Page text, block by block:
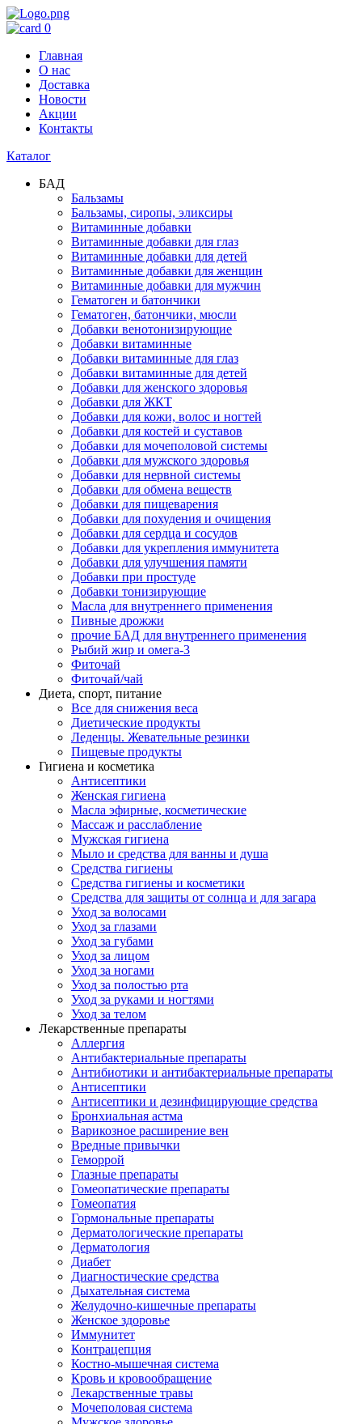
0
Главная
О нас
Доставка
Новости
Акции
Контакты
Каталог
БАД
Бальзамы
Бальзамы, сиропы, эликсиры
Витаминные добавки
Витаминные добавки для глаз
Витаминные добавки для детей
Витаминные добавки для женщин
Витаминные добавки для мужчин
Гематоген и батончики
Гематоген, батончики, мюсли
Добавки венотонизирующие
Добавки витаминные
Добавки витаминные для глаз
Добавки витаминные для детей
Добавки для женского здоровья
Добавки для ЖКТ
Добавки для кожи, волос и ногтей
Добавки для костей и суставов
Добавки для мочеполовой системы
Добавки для мужского здоровья
Добавки для нервной системы
Добавки для обмена веществ
Добавки для пищеварения
Добавки для похудения и очищения
Добавки для сердца и сосудов
Добавки для укрепления иммунитета
Добавки для улучшения памяти
Добавки при простуде
Добавки тонизирующие
Масла для внутреннего применения
Пивные дрожжи
прочие БАД для внутреннего применения
Рыбий жир и омега-3
Фиточай
Фиточай/чай
Диета, спорт, питание
Все для снижения веса
Диетические продукты
Леденцы. Жевательные резинки
Пищевые продукты
Гигиена и косметика
Антисептики
Женская гигиена
Масла эфирные, косметические
Массаж и расслабление
Мужская гигиена
Мыло и средства для ванны и душа
Средства гигиены
Средства гигиены и косметики
Средства для защиты от солнца и для загара
Уход за волосами
Уход за глазами
Уход за губами
Уход за лицом
Уход за ногами
Уход за полостью рта
Уход за руками и ногтями
Уход за телом
Лекарственные препараты
Аллергия
Антибактериальные препараты
Антибиотики и антибактериальные препараты
Антисептики
Антисептики и дезинфицирующие средства
Бронхиальная астма
Варикозное расширение вен
Вредные привычки
Геморрой
Глазные препараты
Гомеопатические препараты
Гомеопатия
Гормональные препараты
Дерматологические препараты
Дерматология
Диабет
Диагностические средства
Дыхательная система
Желудочно-кишечные препараты
Женское здоровье
Иммунитет
Контрацепция
Костно-мышечная система
Кровь и кровообращение
Лекарственные травы
Мочеполовая система